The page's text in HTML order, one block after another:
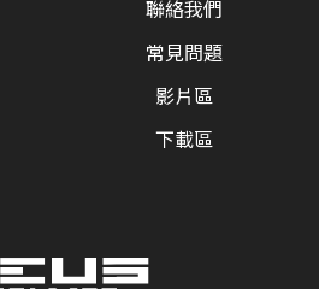
聯絡我們
常見問題
影片區
下載區